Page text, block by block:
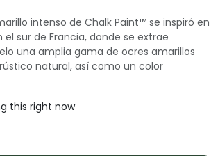
intenso de Chalk Paint™ se inspiró en
el sur de Francia, donde se extrae
una amplia gama de ocres amarillos
natural, así como un color
this right now